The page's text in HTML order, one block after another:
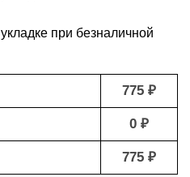
при безналичной
775 ₽
0 ₽
775 ₽